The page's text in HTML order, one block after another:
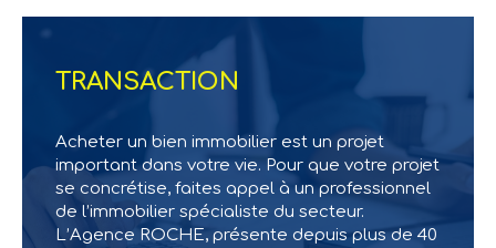
TRANSACTION
Acheter un bien immobilier est un projet
important dans votre vie. Pour que votre projet
se concrétise, faites appel à un professionnel
de l’immobilier spécialiste du secteur.
L’Agence ROCHE, présente depuis plus de 40